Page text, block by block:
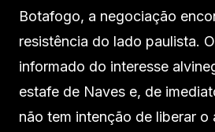
Botafogo, a negociação
resistência do lado paulista.
informado do interesse
estafe de Naves e, de
não tem intenção de liberar o